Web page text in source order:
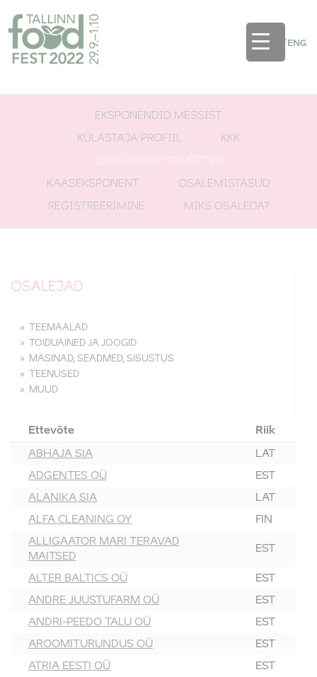
EST / ENG
EKSPONENDID MESSIST
KÜLASTAJA PROFIIL
KKK
KAASEKSPONENT
OSALEMISTASUD
REGISTREERIMINE
MIKS OSALEDA?
OSALEJAD
TEEMAALAD
TOIDUAINED JA JOOGID
MASINAD, SEADMED, SISUSTUS
TEENUSED
MUUD
Ettevõte Riik
ABHAJA SIA LAT
ADGENTES OÜ EST
ALANIKA SIA LAT
ALFA CLEANING OY FIN
ALLIGAATOR MARI TERAVAD
MAITSED
EST
ALTER BALTICS OÜ EST
ANDRE JUUSTUFARM OÜ EST
ANDRI-PEEDO TALU OÜ EST
AROOMITURUNDUS OÜ EST
ATRIA EESTI OÜ EST